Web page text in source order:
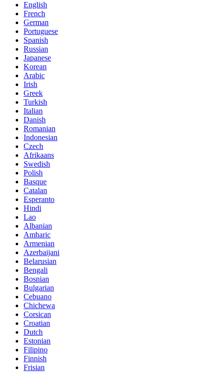
English
French
German
Portuguese
Spanish
Russian
Japanese
Korean
Arabic
Irish
Greek
Turkish
Italian
Danish
Romanian
Indonesian
Czech
Afrikaans
Swedish
Polish
Basque
Catalan
Esperanto
Hindi
Lao
Albanian
Amharic
Armenian
Azerbaijani
Belarusian
Bengali
Bosnian
Bulgarian
Cebuano
Chichewa
Corsican
Croatian
Dutch
Estonian
Filipino
Finnish
Frisian